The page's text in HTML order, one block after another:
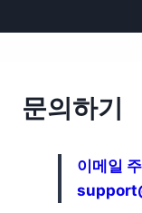
문의하기
이메일